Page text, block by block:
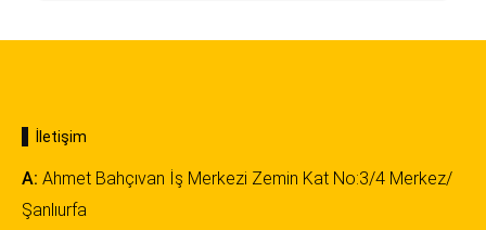
İletişim
A: Ahmet Bahçıvan İş Merkezi Zemin Kat No:3/4 Merkez/
Şanlıurfa